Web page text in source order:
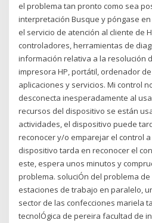
el problema tan pronto como sea
interpretación Busque y póngase
el servicio de atención al cliente de
controladores, herramientas de
información relativa a la resolución
impresora HP, portátil, ordenador
aplicaciones y servicios. Mi control
desconecta inesperadamente al
recursos del dispositivo se están
actividades, el dispositivo puede
reconocer y/o emparejar el control
dispositivo tarda en reconocer el
este, espera unos minutos y
problema. soluciÓn del problema
estaciones de trabajo en paralelo,
sector de las confecciones mariela
tecnolÓgica de pereira facultad de